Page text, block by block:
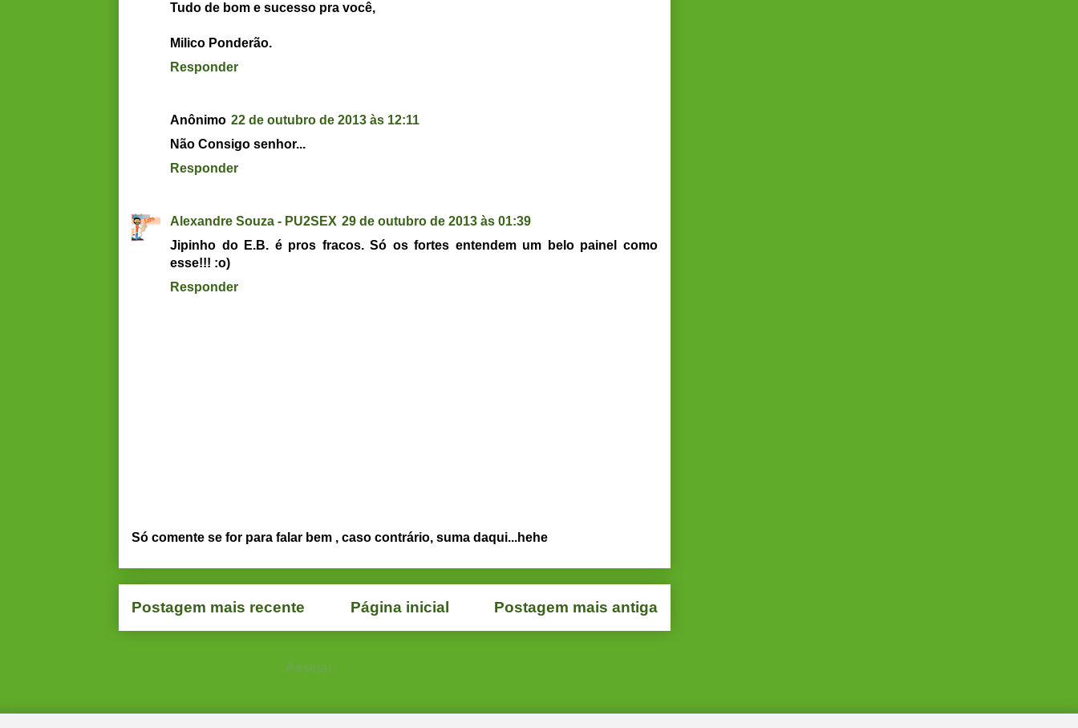
Tudo de bom e sucesso pra você,
Milico Ponderão.
Responder
Anônimo 22 de outubro de 2013 às 12:11
Não Consigo senhor...
Responder
Alexandre Souza - PU2SEX 29 de outubro de 2013 às 01:39
Jipinho do E.B. é pros fracos. Só os fortes entendem um belo painel como
esse!!! :o)
Responder
Só comente se for para falar bem , caso contrário, suma daqui...hehe
Postagem mais recente Postagem mais antiga
Página inicial
Assinar: